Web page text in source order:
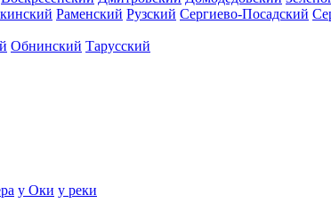
Раменский Рузский Сергиево-Посадский
Обнинский Тарусский
у Оки у реки